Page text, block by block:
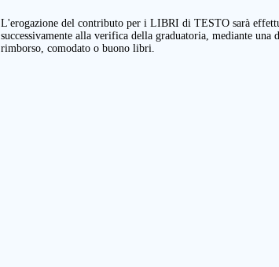
L'erogazione del contributo per i LIBRI di TESTO sarà
successivamente alla verifica della graduatoria, mediante una
rimborso, comodato o buono libri.